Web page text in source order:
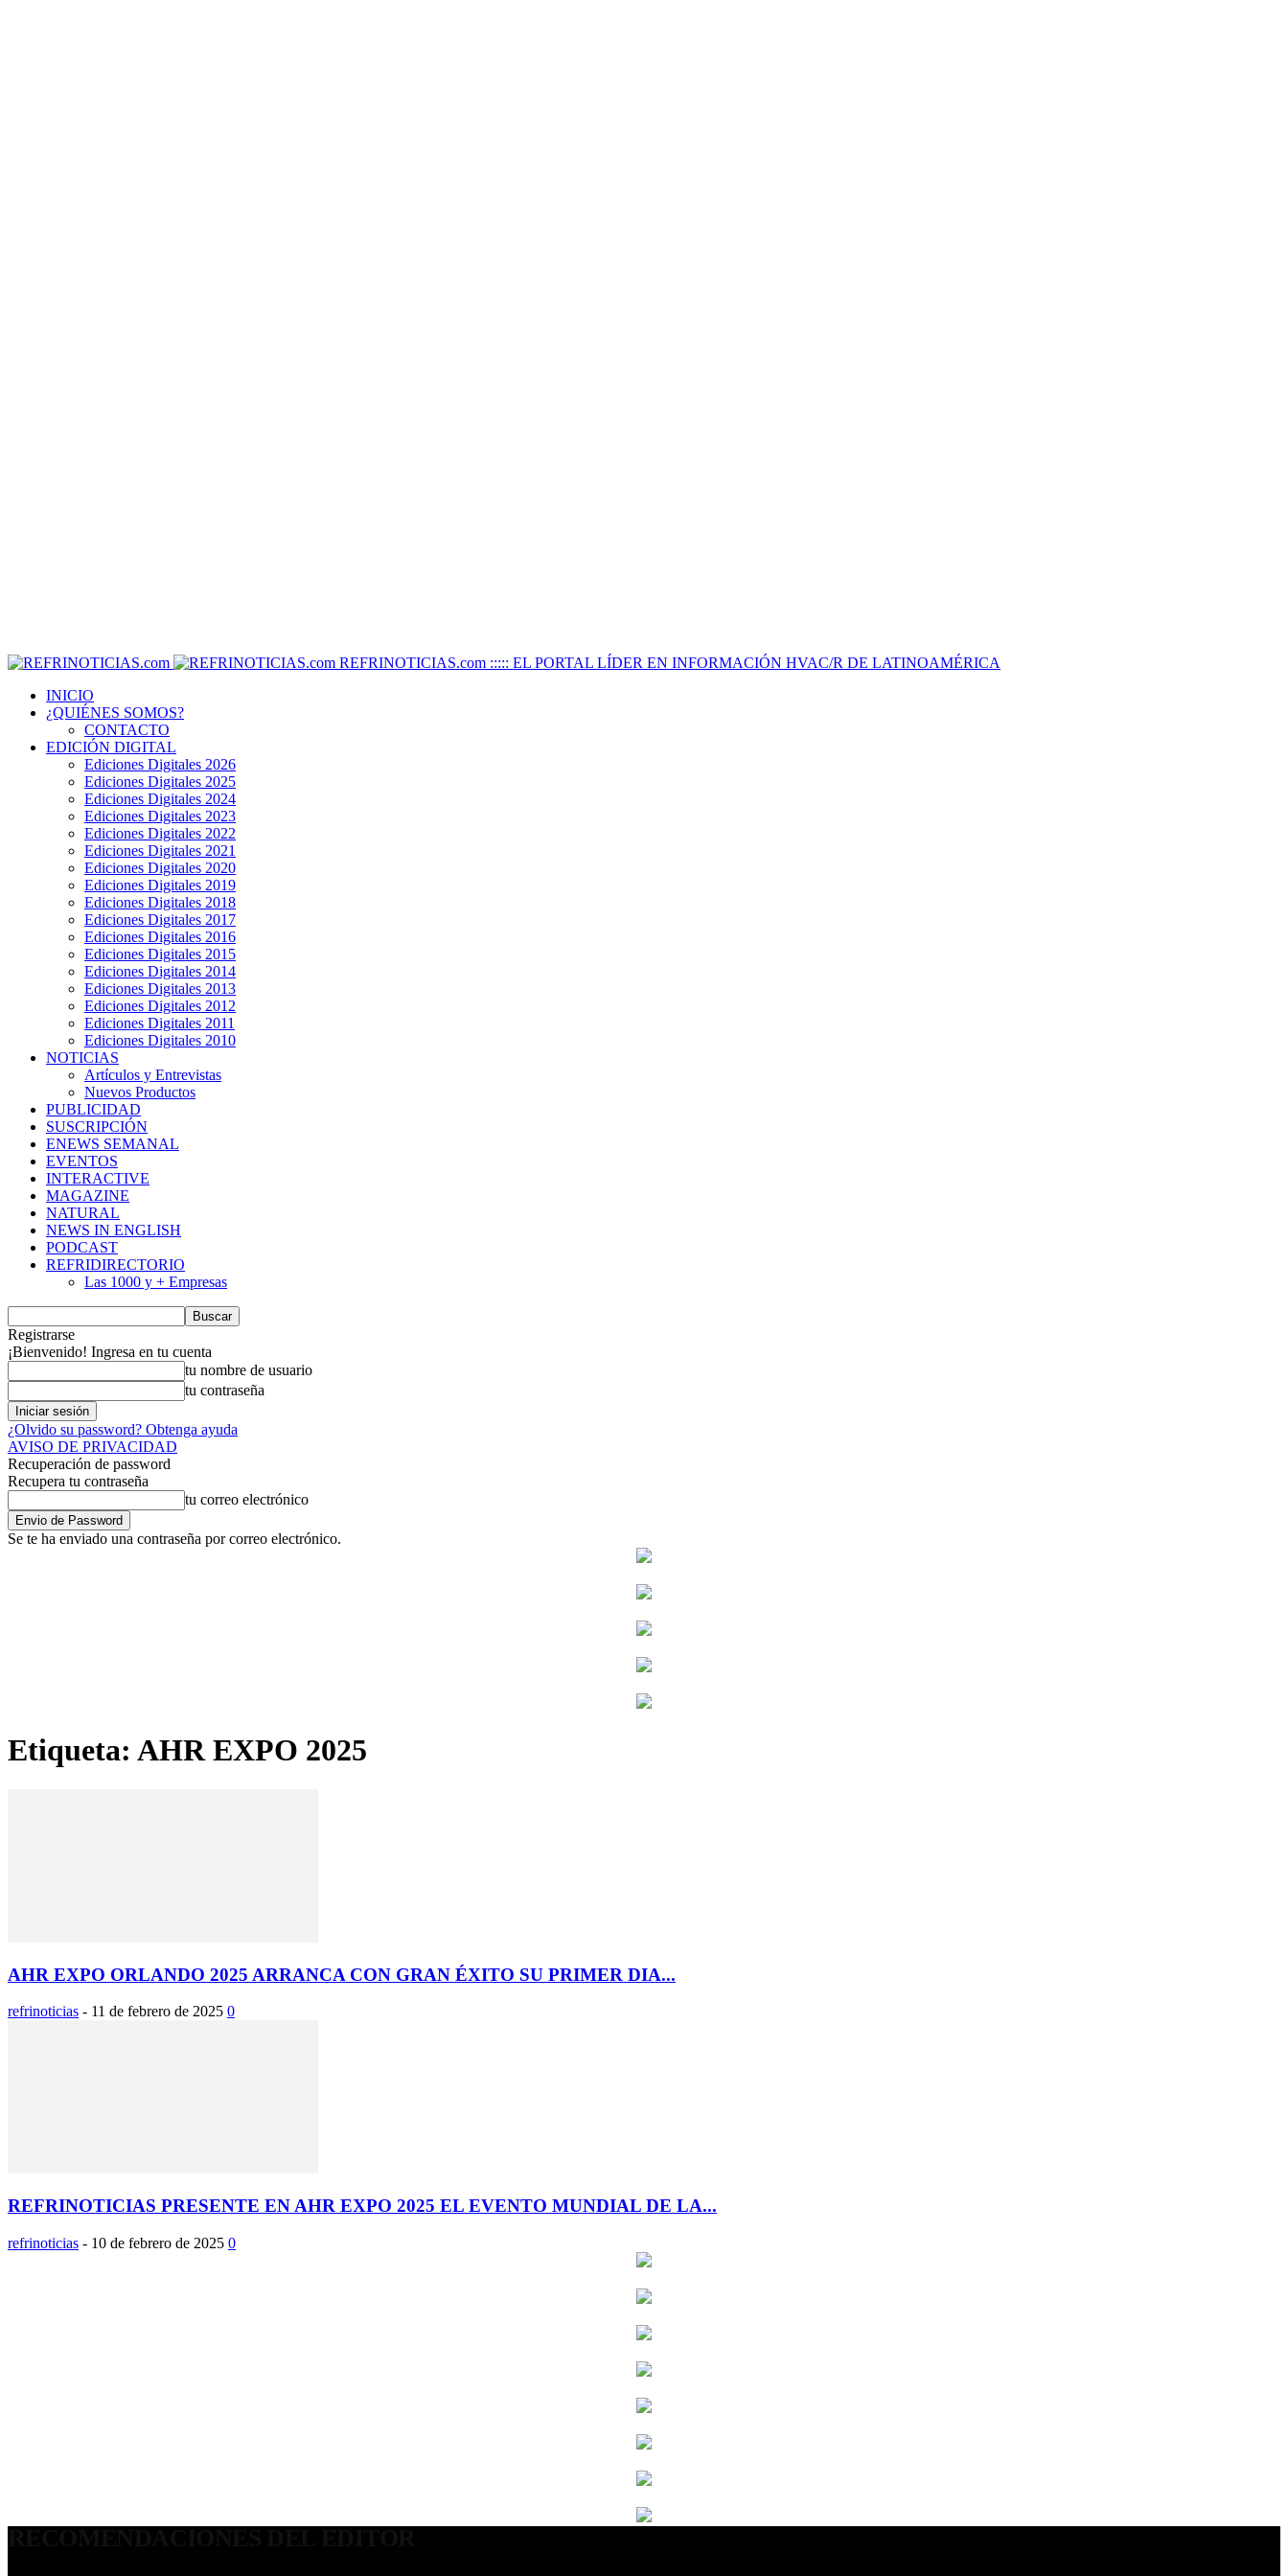
REFRINOTICIAS.com ::::: EL PORTAL LÍDER EN INFORMACIÓN HVAC/R DE LATINOAMÉRICA
INICIO
¿QUIÉNES SOMOS?
CONTACTO
EDICIÓN DIGITAL
Ediciones Digitales 2026
Ediciones Digitales 2025
Ediciones Digitales 2024
Ediciones Digitales 2023
Ediciones Digitales 2022
Ediciones Digitales 2021
Ediciones Digitales 2020
Ediciones Digitales 2019
Ediciones Digitales 2018
Ediciones Digitales 2017
Ediciones Digitales 2016
Ediciones Digitales 2015
Ediciones Digitales 2014
Ediciones Digitales 2013
Ediciones Digitales 2012
Ediciones Digitales 2011
Ediciones Digitales 2010
NOTICIAS
Artículos y Entrevistas
Nuevos Productos
PUBLICIDAD
SUSCRIPCIÓN
ENEWS SEMANAL
EVENTOS
INTERACTIVE
MAGAZINE
NATURAL
NEWS IN ENGLISH
PODCAST
REFRIDIRECTORIO
Las 1000 y + Empresas
Registrarse
¡Bienvenido! Ingresa en tu cuenta
tu nombre de usuario
tu contraseña
¿Olvido su password? Obtenga ayuda
AVISO DE PRIVACIDAD
Recuperación de password
Recupera tu contraseña
tu correo electrónico
Se te ha enviado una contraseña por correo electrónico.
Etiqueta: AHR EXPO 2025
AHR EXPO ORLANDO 2025 ARRANCA CON GRAN ÉXITO SU PRIMER DIA...
refrinoticias - 11 de febrero de 2025 0
REFRINOTICIAS PRESENTE EN AHR EXPO 2025 EL EVENTO MUNDIAL DE LA...
refrinoticias - 10 de febrero de 2025 0